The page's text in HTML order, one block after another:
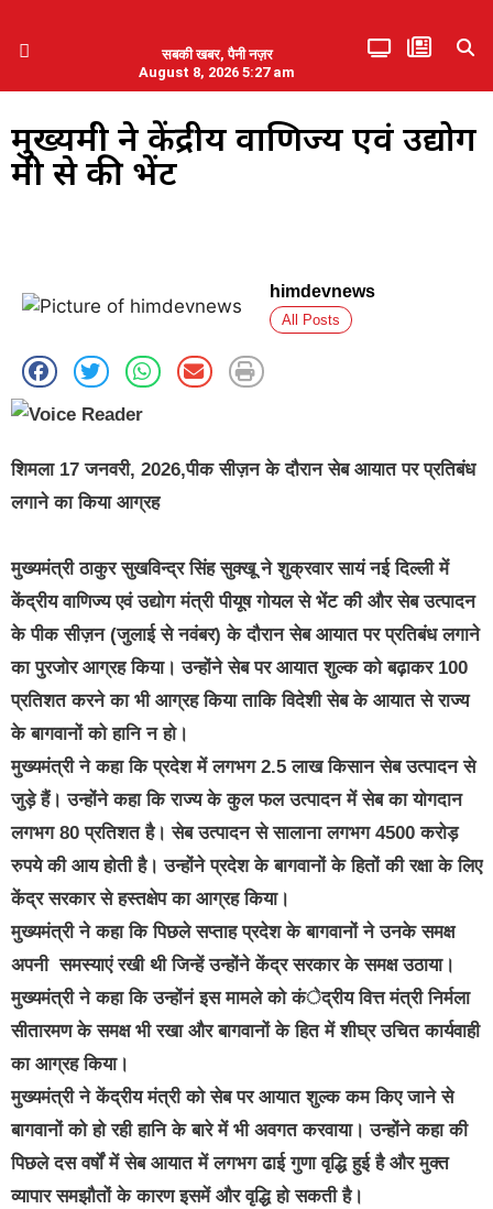
सबकी खबर, पैनी नज़र
August 8, 2026 5:27 am
मुख्यमंत्री ने केंद्रीय वाणिज्य एवं उद्योग
मंत्री से की भेंट
himdevnews
All Posts
शिमला 17 जनवरी, 2026,पीक सीज़न के दौरान सेब आयात पर प्रतिबंध
लगाने का किया आग्रह
मुख्यमंत्री ठाकुर सुखविन्द्र सिंह सुक्खू ने शुक्रवार सायं नई दिल्ली में
केंद्रीय वाणिज्य एवं उद्योग मंत्री पीयूष गोयल से भेंट की और सेब उत्पादन
के पीक सीज़न (जुलाई से नवंबर) के दौरान सेब आयात पर प्रतिबंध लगाने
का पुरजोर आग्रह किया। उन्होंने सेब पर आयात शुल्क को बढ़ाकर 100
प्रतिशत करने का भी आग्रह किया ताकि विदेशी सेब के आयात से राज्य
के बागवानों को हानि न हो।
मुख्यमंत्री ने कहा कि प्रदेश में लगभग 2.5 लाख किसान सेब उत्पादन से
जुड़े हैं। उन्होंने कहा कि राज्य के कुल फल उत्पादन में सेब का योगदान
लगभग 80 प्रतिशत है। सेब उत्पादन से सालाना लगभग 4500 करोड़
रुपये की आय होती है। उन्होंने प्रदेश के बागवानों के हितों की रक्षा के लिए
केंद्र सरकार से हस्तक्षेप का आग्रह किया।
मुख्यमंत्री ने कहा कि पिछले सप्ताह प्रदेश के बागवानों ने उनके समक्ष
अपनी समस्याएं रखी थी जिन्हें उन्होंने केंद्र सरकार के समक्ष उठाया।
मुख्यमंत्री ने कहा कि उन्होंनं इस मामले को कंेद्रीय वित्त मंत्री निर्मला
सीतारमण के समक्ष भी रखा और बागवानों के हित में शीघ्र उचित कार्यवाही
का आग्रह किया।
मुख्यमंत्री ने केंद्रीय मंत्री को सेब पर आयात शुल्क कम किए जाने से
बागवानों को हो रही हानि के बारे में भी अवगत करवाया। उन्होंने कहा की
पिछले दस वर्षों में सेब आयात में लगभग ढाई गुणा वृद्धि हुई है और मुक्त
व्यापार समझौतों के कारण इसमें और वृद्धि हो सकती है।